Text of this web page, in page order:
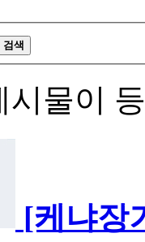
검색
시물이
[케냐장